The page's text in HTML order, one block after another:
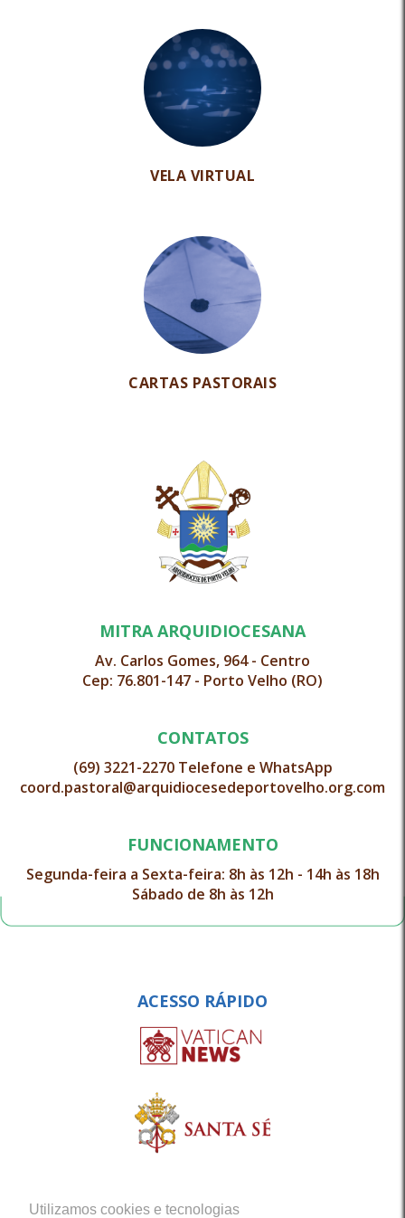
Utilizamos cookies e tecnologias
VELA VIRTUAL
CARTAS PASTORAIS
MITRA ARQUIDIOCESANA
Av. Carlos Gomes, 964 - Centro
Cep: 76.801-147 - Porto Velho (RO)
CONTATOS
(69) 3221-2270 Telefone e WhatsApp
coord.pastoral@arquidiocesedeportovelho.org.com
FUNCIONAMENTO
Segunda-feira a Sexta-feira: 8h às 12h - 14h às 18h
Sábado de 8h às 12h
ACESSO RÁPIDO